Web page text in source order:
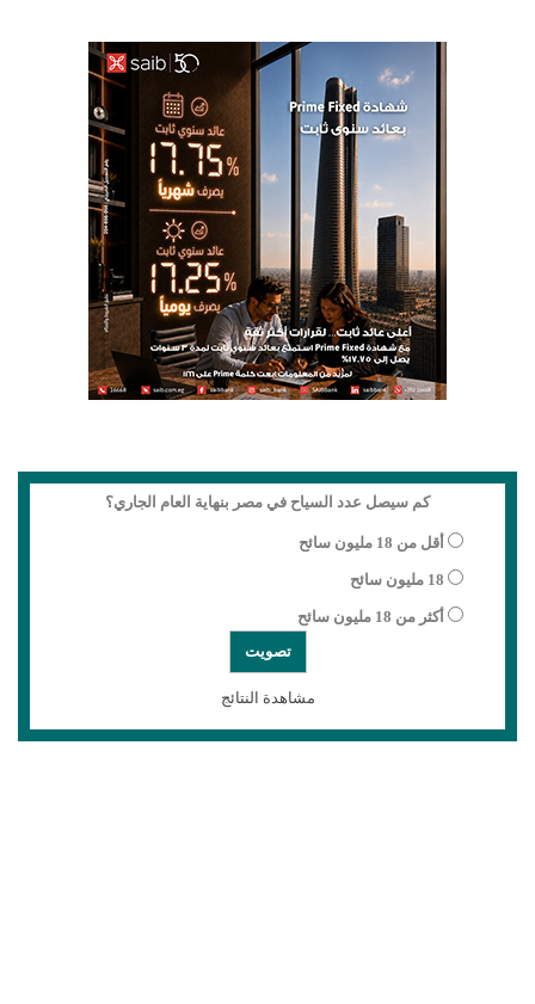
كم سيصل عدد السياح في مصر بنهاية العام الجاري؟
أقل من 18 مليون سائح
18 مليون سائح
أكثر من 18 مليون سائح
مشاهدة النتائج